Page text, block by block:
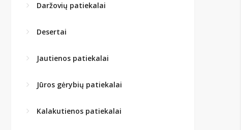
Daržovių patiekalai
Desertai
Jautienos patiekalai
Jūros gėrybių patiekalai
Kalakutienos patiekalai